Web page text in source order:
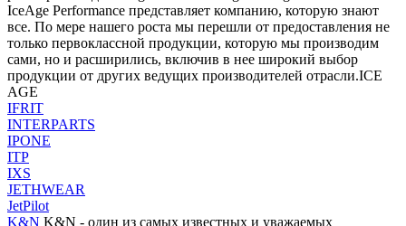
IceAge Performance представляет компанию, которую знают
все. По мере нашего роста мы перешли от предоставления не
только первоклассной продукции, которую мы производим
сами, но и расширились, включив в нее широкий выбор
продукции от других ведущих производителей отрасли.ICE
AGE
IFRIT
INTERPARTS
IPONE
ITP
IXS
JETHWEAR
JetPilot
K&N K&N - один из самых известных и уважаемых